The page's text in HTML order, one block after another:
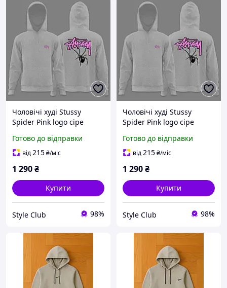
Чоловічі худі Stussy
Spider Pink logo сіре
стуссі з павуком розовий
принт XS
Готово до відправки
від215₴/міс
1 290₴
Купити
Style Club 98%
Чоловічі худі Stussy
Spider Pink logo сіре
стуссі з павуком кофта XS
Готово до відправки
від215₴/міс
1 290₴
Купити
Style Club 98%